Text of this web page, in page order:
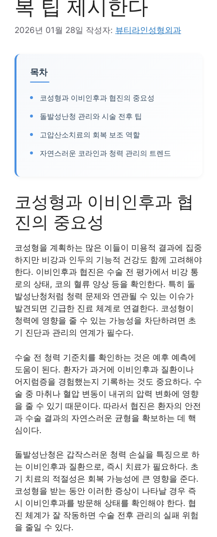
복 팁 제시한다
2026년 01월 28일 작성자: 뷰티라인성형외과
목차
코성형과 이비인후과 협진의 중요성
돌발성난청 관리와 시술 전후 팁
고압산소치료의 회복 보조 역할
자연스러운 코라인과 청력 관리의 트렌드
코성형과 이비인후과 협
진의 중요성
코성형을 계획하는 많은 이들이 미용적 결과에 집중
하지만 비강과 인두의 기능적 건강도 함께 고려해야
한다. 이비인후과 협진은 수술 전 평가에서 비강 통
로의 상태, 코의 혈류 양상 등을 확인한다. 특히 돌
발성난청처럼 청력 문제와 연관될 수 있는 이슈가
발견되면 긴급한 진료 체계로 연결한다. 코성형이
청력에 영향을 줄 수 있는 가능성을 차단하려면 초
기 진단과 관리의 연계가 필수다.
수술 전 청력 기준치를 확인하는 것은 예후 예측에
도움이 된다. 환자가 과거에 이비인후과 질환이나
어지럼증을 경험했는지 기록하는 것도 중요하다. 수
술 중 마취나 혈압 변동이 내귀의 압력 변화에 영향
을 줄 수 있기 때문이다. 따라서 협진은 환자의 안전
과 수술 결과의 자연스러운 균형을 확보하는 데 핵
심이다.
돌발성난청은 갑작스러운 청력 손실을 특징으로 하
는 이비인후과 질환으로, 즉시 치료가 필요하다. 초
기 치료의 적절성은 회복 가능성에 큰 영향을 준다.
코성형을 받는 동안 이러한 증상이 나타날 경우 즉
시 이비인후과를 방문해 상태를 확인해야 한다. 협
진 체계가 잘 작동하면 수술 전후 관리의 실패 위험
을 줄일 수 있다.